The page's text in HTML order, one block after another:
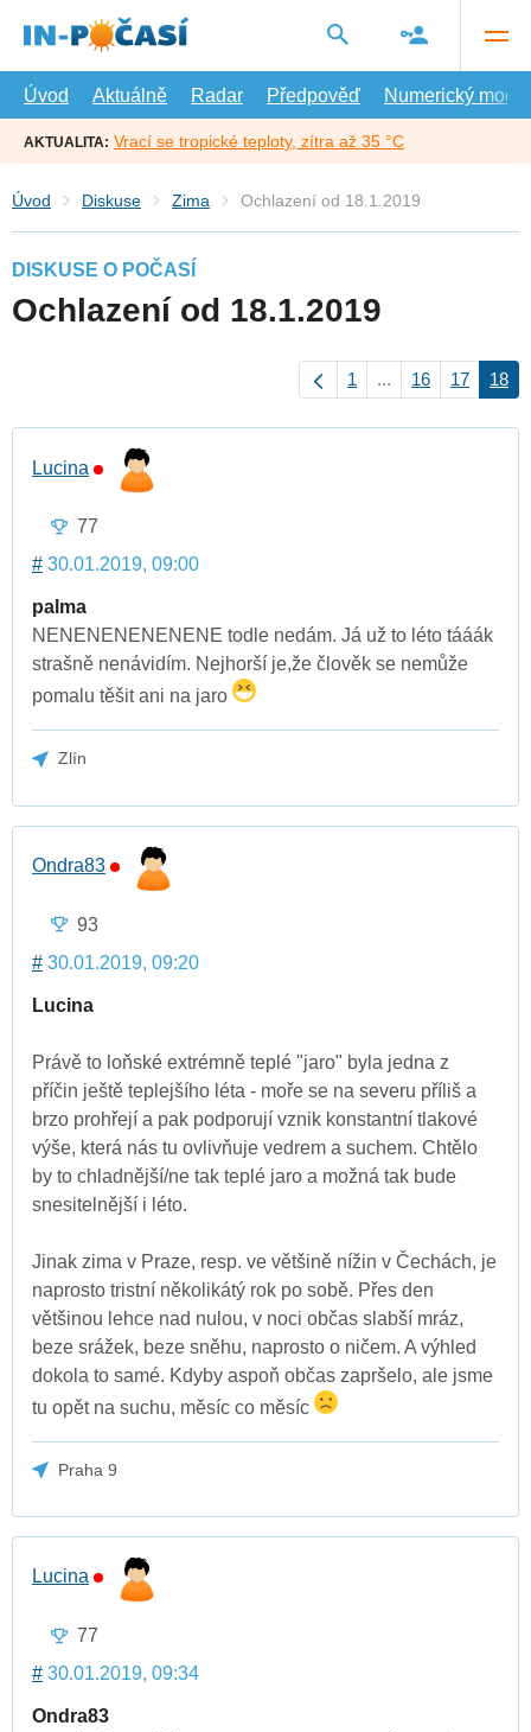
hlavní
Úvod
Aktuálně Radar Předpověď Numerický model
AKTUALITA: Vrací se tropické teploty, zítra až 35 °C
Úvod Diskuse Zima Ochlazení od 18.1.2019
DISKUSE O POČASÍ
Ochlazení od 18.1.2019
1 ... 16 17 18
Lucina
77
# 30.01.2019, 09:00
palma
NENENENENENENE todle nedám. Já už to léto tááák
strašně nenávidím. Nejhorší je,že člověk se nemůže
pomalu těšit ani na jaro
Zlín
Ondra83
93
# 30.01.2019, 09:20
Lucina
Právě to loňské extrémně teplé "jaro" byla jedna z
příčin ještě teplejšího léta - moře se na severu příliš a
brzo prohřejí a pak podporují vznik konstantní tlakové
výše, která nás tu ovlivňuje vedrem a suchem. Chtělo
by to chladnější/ne tak teplé jaro a možná tak bude
snesitelnější i léto.
Jinak zima v Praze, resp. ve většině nížin v Čechách, je
naprosto tristní několikátý rok po sobě. Přes den
většinou lehce nad nulou, v noci občas slabší mráz,
beze srážek, beze sněhu, naprosto o ničem. A výhled
dokola to samé. Kdyby aspoň občas zapršelo, ale jsme
tu opět na suchu, měsíc co měsíc
Praha 9
Lucina
77
# 30.01.2019, 09:34
Ondra83